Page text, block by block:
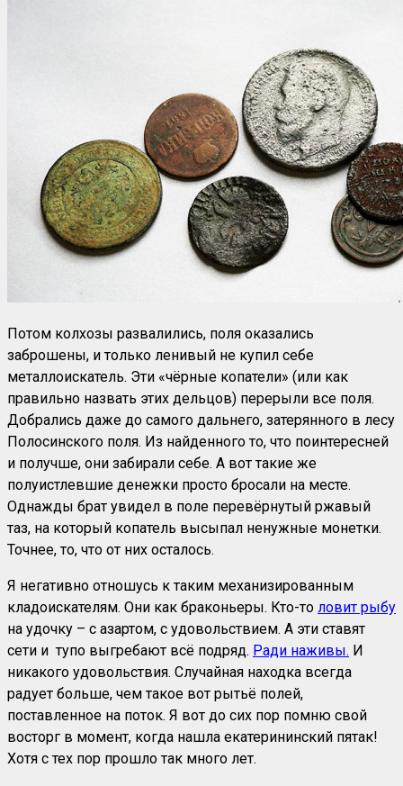
Потом колхозы развалились, поля оказались
заброшены, и только ленивый не купил себе
металлоискатель. Эти «чёрные копатели» (или как
правильно назвать этих дельцов) перерыли все поля.
Добрались даже до самого дальнего, затерянного в лесу
Полосинского поля. Из найденного то, что поинтересней
и получше, они забирали себе. А вот такие же
полуистлевшие денежки просто бросали на месте.
Однажды брат увидел в поле перевёрнутый ржавый
таз, на который копатель высыпал ненужные монетки.
Точнее, то, что от них осталось.
Я негативно отношусь к таким механизированным
кладоискателям. Они как браконьеры. Кто-то ловит рыбу
на удочку – с азартом, с удовольствием. А эти ставят
сети и тупо выгребают всё подряд. Ради наживы. И
никакого удовольствия. Случайная находка всегда
радует больше, чем такое вот рытьё полей,
поставленное на поток. Я вот до сих пор помню свой
восторг в момент, когда нашла екатерининский пятак!
Хотя с тех пор прошло так много лет.